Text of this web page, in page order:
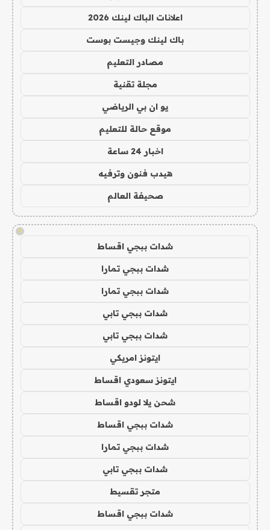
اعلانات الباك لينك 2026
باك لينك وجيست بوست
مصادر التعليم
مجلة تقنية
يو ان بي الرياضي
موقع حالة للتعليم
اخبار 24 ساعة
هيدب فنون وترفيه
صحيفة العالم
!
شدات ببجي اقساط
شدات ببجي تمارا
شدات ببجي تمارا
شدات ببجي تابي
شدات ببجي تابي
ايتونز امريكي
ايتونز سعودي اقساط
شحن يلا لودو اقساط
شدات ببجي اقساط
شدات ببجي تمارا
شدات ببجي تابي
متجر تقسيط
شدات ببجي اقساط